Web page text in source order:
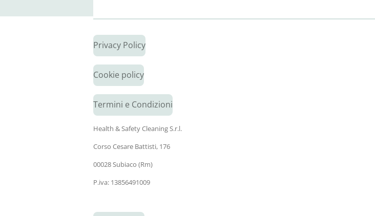
Privacy Policy
Cookie policy
Termini e Condizioni
Health & Safety Cleaning S.r.l.
Corso Cesare Battisti, 176
00028 Subiaco (Rm)
P.iva: 13856491009